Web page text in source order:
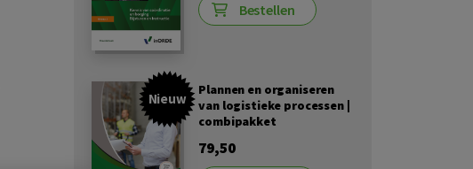
Bestellen
Nieuw
Plannen en organiseren
van logistieke processen |
combipakket
79,50